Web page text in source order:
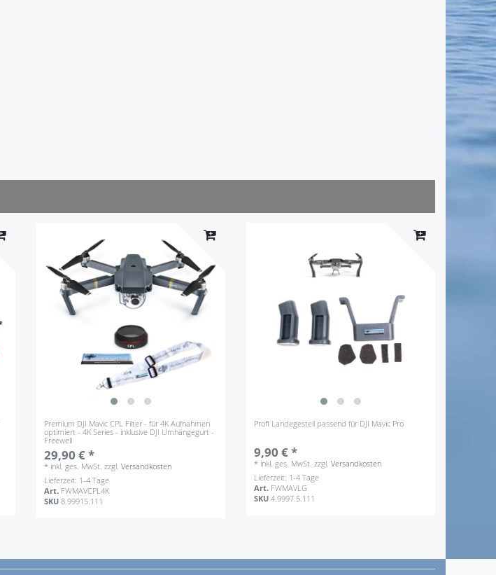
Premium DJI Mavic CPL Filter - für 4K Aufnahmen
optimiert - 4K Series - inklusive DJI Umhängegurt -
Freewell
29,90 € *
* inkl. ges. MwSt. zzgl.Versandkosten
Lieferzeit: 1-4 Tage
Art. FWMAVCPL4K
SKU8.99915.111
Profi Landegestell passend für DJI Mavic Pro
9,90 € *
* inkl. ges. MwSt. zzgl.Versandkosten
Lieferzeit: 1-4 Tage
Art. FWMAVLG
SKU4.9997.5.111